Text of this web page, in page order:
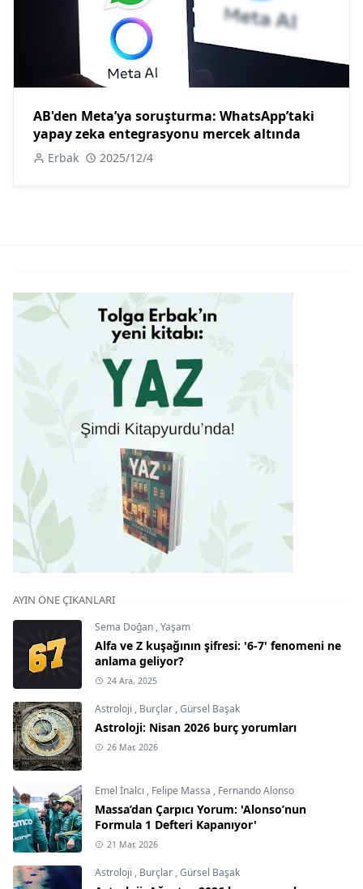
AB'den Meta’ya soruşturma: WhatsApp’taki
yapay zeka entegrasyonu mercek altında
Erbak 2025/12/4
AYIN ÖNE ÇIKANLARI
Sema Doğan ,Yaşam
Alfa ve Z kuşağının şifresi: '6-7' fenomeni ne
anlama geliyor?
24 Ara, 2025
Astroloji , Burçlar ,Gürsel Başak
Astroloji: Nisan 2026 burç yorumları
26 Mar, 2026
Emel İnalcı , Felipe Massa , Fernando Alonso
Massa’dan Çarpıcı Yorum: 'Alonso’nun
Formula 1 Defteri Kapanıyor'
21 Mar, 2026
Astroloji , Burçlar ,Gürsel Başak